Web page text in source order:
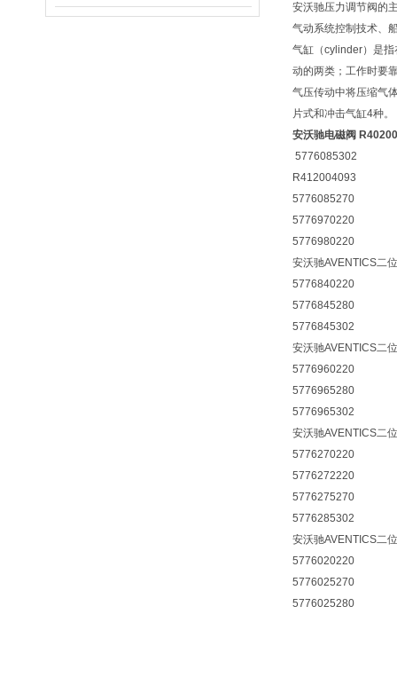
安沃驰压力调节阀的
气动系统控制技术、
气缸（cylinder）是
动的两类；工作时要
气压传动中将压缩气
片式和冲击气缸4种。
安沃驰电磁阀
5776085302
R412004093
5776085270
5776970220
5776980220
安沃驰AVENTICS二
5776840220
5776845280
5776845302
安沃驰AVENTICS二
5776960220
5776965280
5776965302
安沃驰AVENTICS二
5776270220
5776272220
5776275270
5776285302
安沃驰AVENTICS二
5776020220
5776025270
5776025280